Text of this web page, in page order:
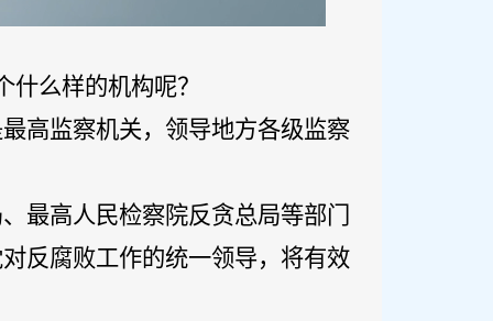
么样的机构呢？
高监察机关，领导地方各级监察
最高人民检察院反贪总局等部门
反腐败工作的统一领导，将有效